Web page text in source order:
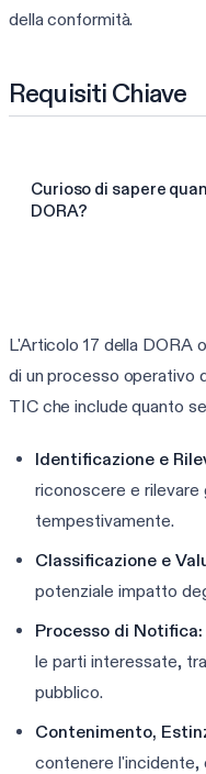
della conformità.
Requisiti Chiave
Curioso di sapere
DORA?
L'Articolo 17 della DORA
di un processo operativo
TIC che include quanto
Identificazione e
riconoscere e rilevare
tempestivamente.
Classificazione e
potenziale impatto
Processo di Notifica:
le parti interessate,
pubblico.
Contenimento,
contenere l'incidente,